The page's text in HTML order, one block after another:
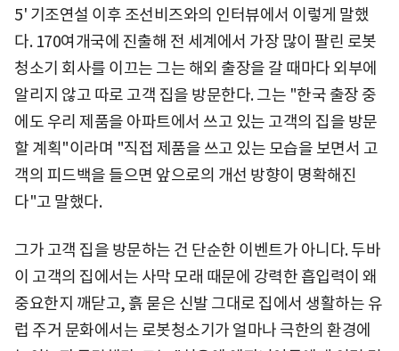
5' 기조연설 이후 조선비즈와의 인터뷰에서 이렇게 말했
다. 170여개국에 진출해 전 세계에서 가장 많이 팔린 로봇
청소기 회사를 이끄는 그는 해외 출장을 갈 때마다 외부에
알리지 않고 따로 고객 집을 방문한다. 그는 "한국 출장 중
에도 우리 제품을 아파트에서 쓰고 있는 고객의 집을 방문
할 계획"이라며 "직접 제품을 쓰고 있는 모습을 보면서 고
객의 피드백을 들으면 앞으로의 개선 방향이 명확해진
다"고 말했다.
그가 고객 집을 방문하는 건 단순한 이벤트가 아니다. 두바
이 고객의 집에서는 사막 모래 때문에 강력한 흡입력이 왜
중요한지 깨닫고, 흙 묻은 신발 그대로 집에서 생활하는 유
럽 주거 문화에서는 로봇청소기가 얼마나 극한의 환경에